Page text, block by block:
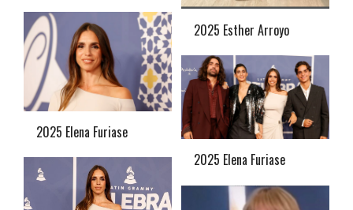
2025 Esther Arroyo
2025 Elena Furiase
2025 Elena Furiase